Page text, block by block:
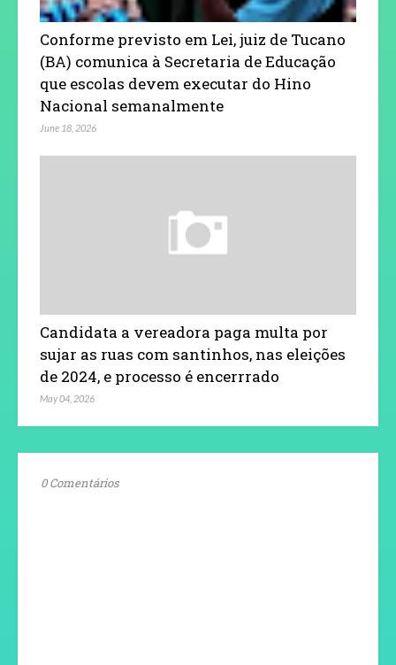
Conforme previsto em Lei, juiz de Tucano
(BA) comunica à Secretaria de Educação
que escolas devem executar do Hino
Nacional semanalmente
June 18, 2026
Candidata a vereadora paga multa por
sujar as ruas com santinhos, nas eleições
de 2024, e processo é encerrrado
May 04, 2026
0 Comentários